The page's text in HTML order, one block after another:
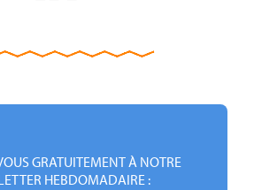
GRATUITEMENT À NOTRE
HEBDOMADAIRE :